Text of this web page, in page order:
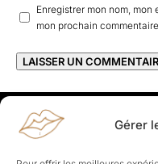
Gérer
Enregistrer mon nom,
mon prochain commentaire.
À propos de Rapporteuses :